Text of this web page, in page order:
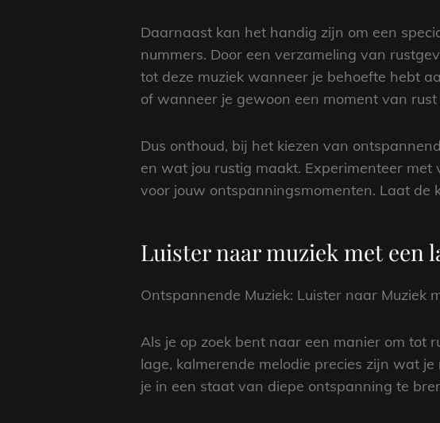
Daarnaast kan het handig zijn om een
nummers. Door een verzameling van
tot deze muziek wanneer je behoefte hebt
of wanneer je gewoon een moment van
Dus onthoud, bij het kiezen van
en wat jou rustig maakt. Experimenteer
voor jouw ontspanningsmomenten. Laat de
Luister naar muziek met een
Ontspannende Muziek: Luister naar Muziek
Als je op zoek bent naar een manier om tot
lage, kalmerende melodie precies zijn wat
je in een staat van diepe ontspanning te